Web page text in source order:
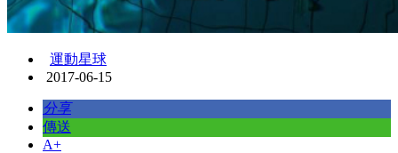
運動星球
2017-06-15
分享
傳送
A+